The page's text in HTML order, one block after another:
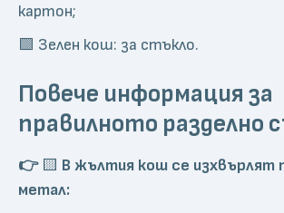
картон;
🟩 Зелен кош: за стъкло.
Повече информация за
правилното разделно
👉 🟨 В жълтия кош се изхвърлят
метал: